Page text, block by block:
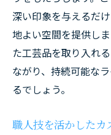
深い印象を与えるだ
地よい空間を提供し
た工芸品を取り入れ
ながり、持続可能な
るでしょう。
職人技を活かしたカ